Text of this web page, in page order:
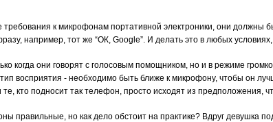
к микрофонам портативной электроники, они должны
например, тот же “ОК, Google”. И делать это в любых
когда они говорят с голосовым помощником, но и в режиме
восприятия - необходимо быть ближе к микрофону, чтобы он
кто подносит так телефон, просто исходят из предположения,
правильные, но как дело обстоит на практике? Вдруг девушка